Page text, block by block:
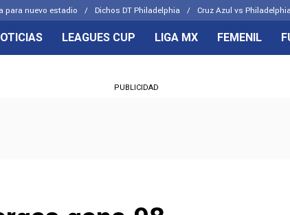
para nuevo estadio Dichos DT Philadelphia Cruz Azul vs
CELESTES
LEAGUES CUP LIGA MX FEMENIL
PUBLICIDAD